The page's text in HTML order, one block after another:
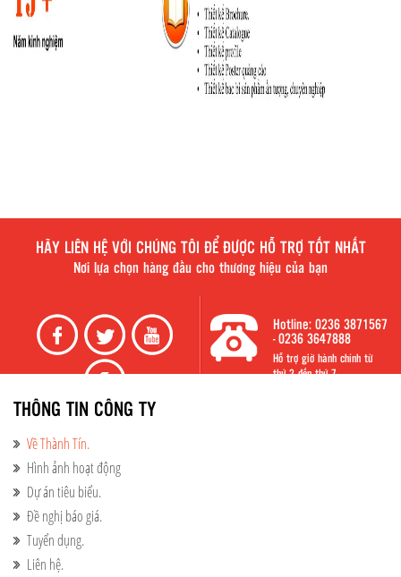
HÃY LIÊN HỆ VỚI CHÚNG TÔI ĐỂ ĐƯỢC HỖ TRỢ TỐT NHẤT
Nơi lựa chọn hàng đầu cho thương hiệu của bạn
Hotline: 0236 3871567
- 0236 3647888
Hỗ trợ giờ hành chính từ
thứ 2 đến thứ 7
THÔNG TIN CÔNG TY
Về Thành Tín.
Hình ảnh hoạt động​
Dự án tiêu biểu.​
Đề nghị báo giá.
Tuyển dụng.
Liên hệ.